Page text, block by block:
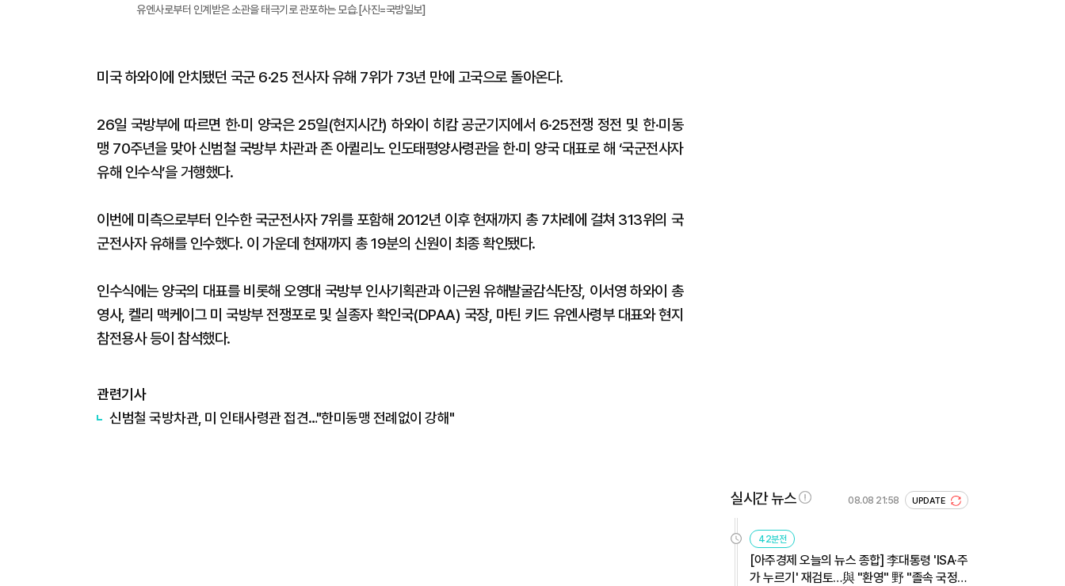
유엔사로부터 인계받은 소관을 태극기로 관포하는 모습.[사진=국방일보]
미국 하와이에 안치됐던 국군 6·25 전사자 유해 7위가 73년 만에 고국으로 돌아온다.
26일 국방부에 따르면 한·미 양국은 25일(현지시간) 하와이 히캄 공군기지에서 6·25전쟁 정전 및 한·미동
맹 70주년을 맞아 신범철 국방부 차관과 존 아퀼리노 인도태평양사령관을 한·미 양국 대표로 해 ‘국군전사자
유해 인수식’을 거행했다.
이번에 미측으로부터 인수한 국군전사자 7위를 포함해 2012년 이후 현재까지 총 7차례에 걸쳐 313위의 국
군전사자 유해를 인수했다. 이 가운데 현재까지 총 19분의 신원이 최종 확인됐다.
인수식에는 양국의 대표를 비롯해 오영대 국방부 인사기획관과 이근원 유해발굴감식단장, 이서영 하와이 총
영사, 켈리 맥케이그 미 국방부 전쟁포로 및 실종자 확인국(DPAA) 국장, 마틴 키드 유엔사령부 대표와 현지
참전용사 등이 참석했다.
관련기사
​신범철 국방차관, 미 인태사령관 접견…"한미동맹 전례없이 강해"
실시간 뉴스 08.08 21:58 UPDATE
42분전
[아주경제 오늘의 뉴스 종합] 李대통령 'ISA·주
가 누르기' 재검토…與 "환영" 野 "졸속 국정"